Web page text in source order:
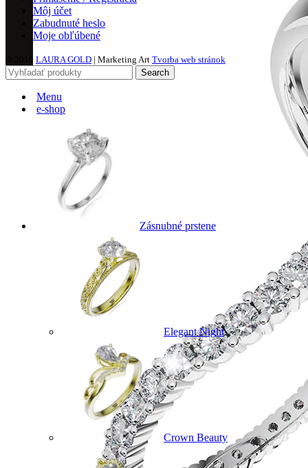
Môj účet
Zabudnuté heslo
Moje obľúbené
LAURA GOLD | Marketing Art Tvorba web stránok
Search
Menu
e-shop
Zásnubné prstene
Elegant Night
Crown Beauty